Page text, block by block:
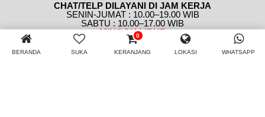
CHAT/TELP DILAYANI DI JAM KERJA
SENIN-JUMAT : 10.00–19.00 WIB
SABTU : 10.00–17.00 WIB
MINGGULIBUR
BERANDA SUKA
0
KERANJANG LOKASI WHATSAPP